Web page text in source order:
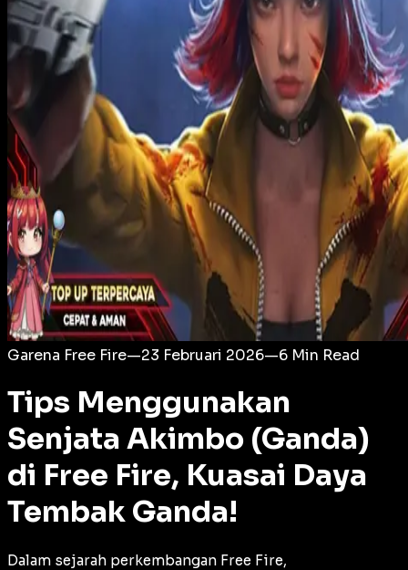
Login
Garena Free Fire—23 Februari 2026—6 Min Read
Tips Menggunakan
Senjata Akimbo (Ganda)
di Free Fire, Kuasai Daya
Tembak Ganda!
Dalam sejarah perkembangan Free Fire,